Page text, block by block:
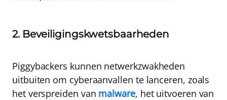
2. Beveiligingskwetsbaarheden
Piggybackers kunnen netwerkzwakheden
uitbuiten om cyberaanvallen te lanceren, zoals
het verspreiden van malware, het uitvoeren van